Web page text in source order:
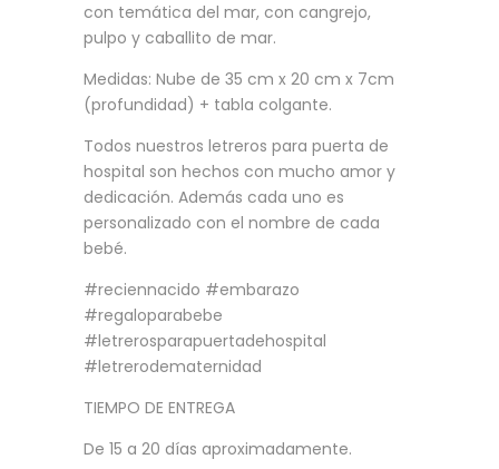
con temática del mar, con cangrejo,
pulpo y caballito de mar.
Medidas: Nube de 35 cm x 20 cm x 7cm
(profundidad) + tabla colgante.
Todos nuestros letreros para puerta de
hospital son hechos con mucho amor y
dedicación. Además cada uno es
personalizado con el nombre de cada
bebé.
#reciennacido #embarazo
#regaloparabebe
#letrerosparapuertadehospital
#letrerodematernidad
TIEMPO DE ENTREGA
De 15 a 20 días aproximadamente.